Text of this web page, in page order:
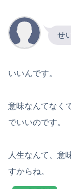
せ
いいんです。
意味なんてなく
でいいのです。
人生なんて、意
すからね。